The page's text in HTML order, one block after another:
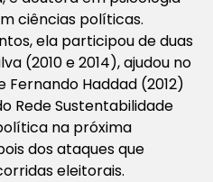
ciências políticas.
ela participou de duas
(2010 e 2014), ajudou no
Haddad (2012)
Rede Sustentabilidade
na próxima
dos ataques que
eleitorais.